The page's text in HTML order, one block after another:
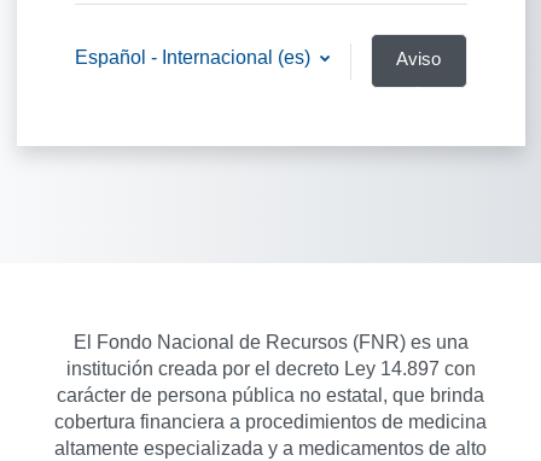
Español - Internacional ‎(es)‎
Aviso
El Fondo Nacional de Recursos (FNR) es una
institución creada por el decreto Ley 14.897 con
carácter de persona pública no estatal, que brinda
cobertura financiera a procedimientos de medicina
altamente especializada y a medicamentos de alto